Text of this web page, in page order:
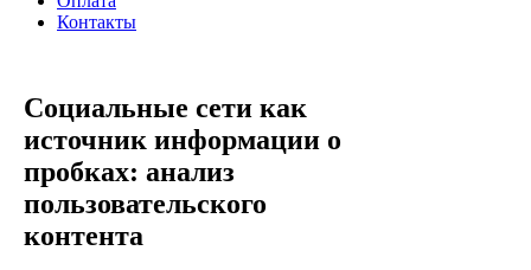
Контакты
Социальные сети как
источник информации о
пробках: анализ
пользовательского
контента